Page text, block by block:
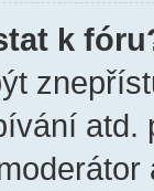
k
atd.